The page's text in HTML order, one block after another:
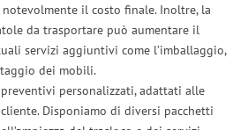
il costo finale. Inoltre, la
da trasportare può aumentare il
servizi aggiuntivi come l’imballaggio,
dei mobili.
personalizzati, adattati alle
Disponiamo di diversi pacchetti